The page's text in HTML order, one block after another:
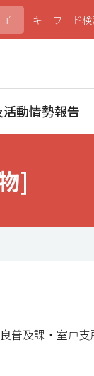
キーワード検
白
動情勢報告
]
普及課・室戸